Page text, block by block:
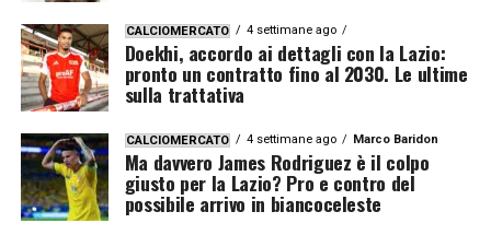
CALCIOMERCATO 4 settimane ago
Doekhi, accordo ai dettagli con la Lazio:
pronto un contratto fino al 2030. Le ultime
sulla trattativa
CALCIOMERCATO 4 settimane ago Marco Baridon
Ma davvero James Rodriguez è il colpo
giusto per la Lazio? Pro e contro del
possibile arrivo in biancoceleste